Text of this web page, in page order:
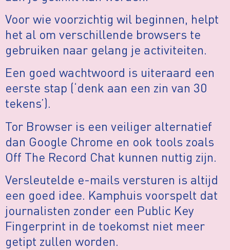
Voor wie voorzichtig wil beginnen, helpt
het al om verschillende browsers te
gebruiken naar gelang je activiteiten.
Een goed wachtwoord is uiteraard een
eerste stap (‘denk aan een zin van 30
tekens’).
Tor Browser is een veiliger alternatief
dan Google Chrome en ook tools zoals
Off The Record Chat kunnen nuttig zijn.
Versleutelde e-mails versturen is altijd
een goed idee. Kamphuis voorspelt dat
journalisten zonder een Public Key
Fingerprint in de toekomst niet meer
getipt zullen worden.